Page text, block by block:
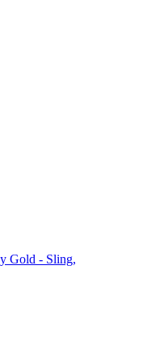
Gold - Sling,